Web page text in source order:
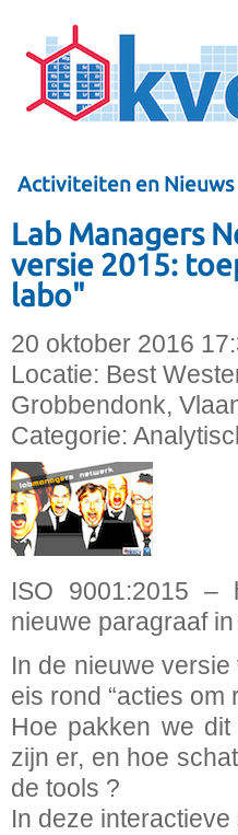
Activiteiten en Nieuws
Lab Managers
versie 2015:
labo"
20 oktober 2016
Locatie: Best
Grobbendonk,
Categorie:
ISO 9001:2015 –
nieuwe paragraaf
In de nieuwe
eis rond “acties om
Hoe pakken we
zijn er, en hoe
de tools ?
In deze